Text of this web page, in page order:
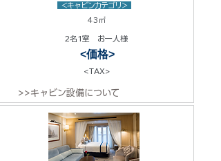
<キャビンカテゴリ>
43㎡
2名1室 お一人様
<価格>
<TAX>
>>キャビン設備について